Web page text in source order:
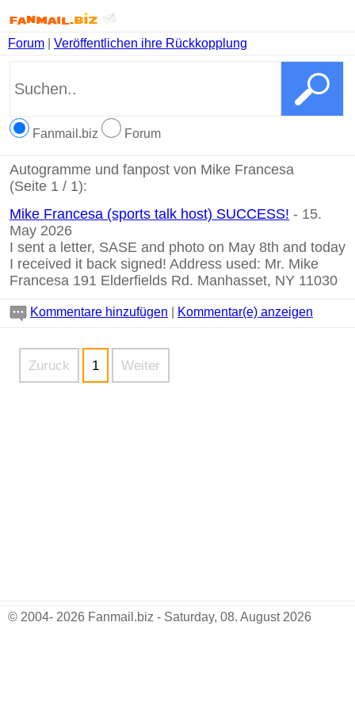
Forum Veröffentlichen ihre Rückkopplung
Fanmail.biz Forum
Autogramme und fanpost von Mike Francesa
(Seite 1 / 1):
Mike Francesa (sports talk host) SUCCESS! - 15.
May 2026
I sent a letter, SASE and photo on May 8th and today
I received it back signed! Address used: Mr. Mike
Francesa 191 Elderfields Rd. Manhasset, NY 11030
Kommentare hinzufügen Kommentar(e) anzeigen
Zuruck 1 Weiter
© 2004- 2026 Fanmail.biz - Saturday, 08. August 2026